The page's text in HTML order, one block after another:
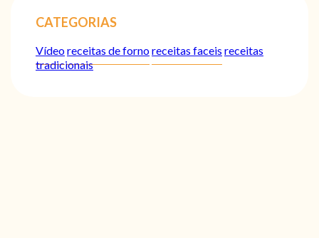
CATEGORIAS
Vídeoreceitas de fornoreceitas faceis receitas
tradicionais